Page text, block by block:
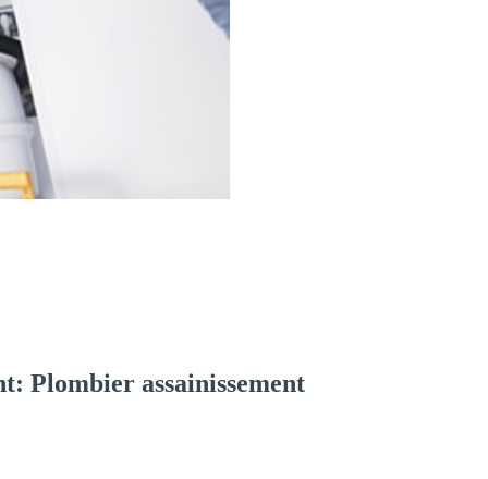
Plombier assainissement